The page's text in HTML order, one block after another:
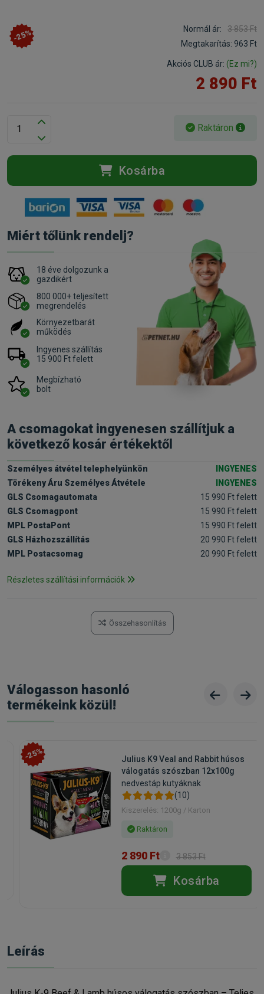
-25% Normál ár:
3 853 Ft
Megtakarítás: 963 Ft
Akciós CLUB ár: (Ez mi?)
2 890 Ft
Raktáron
Kosárba
Miért tőlünk rendelj?
18 éve dolgozunk a
gazdikért
800 000+ teljesített
megrendelés
Környezetbarát
működés
Ingyenes szállítás
15 900 Ft felett
Megbízható
bolt
A csomagokat ingyenesen szállítjuk a
következő kosár értékektől
Személyes átvétel telephelyünkön
INGYENES
Törékeny Áru Személyes Átvétele
INGYENES
GLS Csomagautomata
15 990 Ft felett
GLS Csomagpont
15 990 Ft felett
MPL PostaPont
15 990 Ft felett
GLS Házhozszállítás
20 990 Ft felett
MPL Postacsomag
20 990 Ft felett
Részletes szállítási információk
Összehasonlítás
Válogasson hasonló
termékeink közül!
-25%
Julius K9 Veal and Rabbit húsos
válogatás szószban 12x100g
nedvestáp kutyáknak
(10)
Kiszerelés: 1200g / Karton
Raktáron
2 890 Ft 3 853 Ft
Kosárba
Leírás